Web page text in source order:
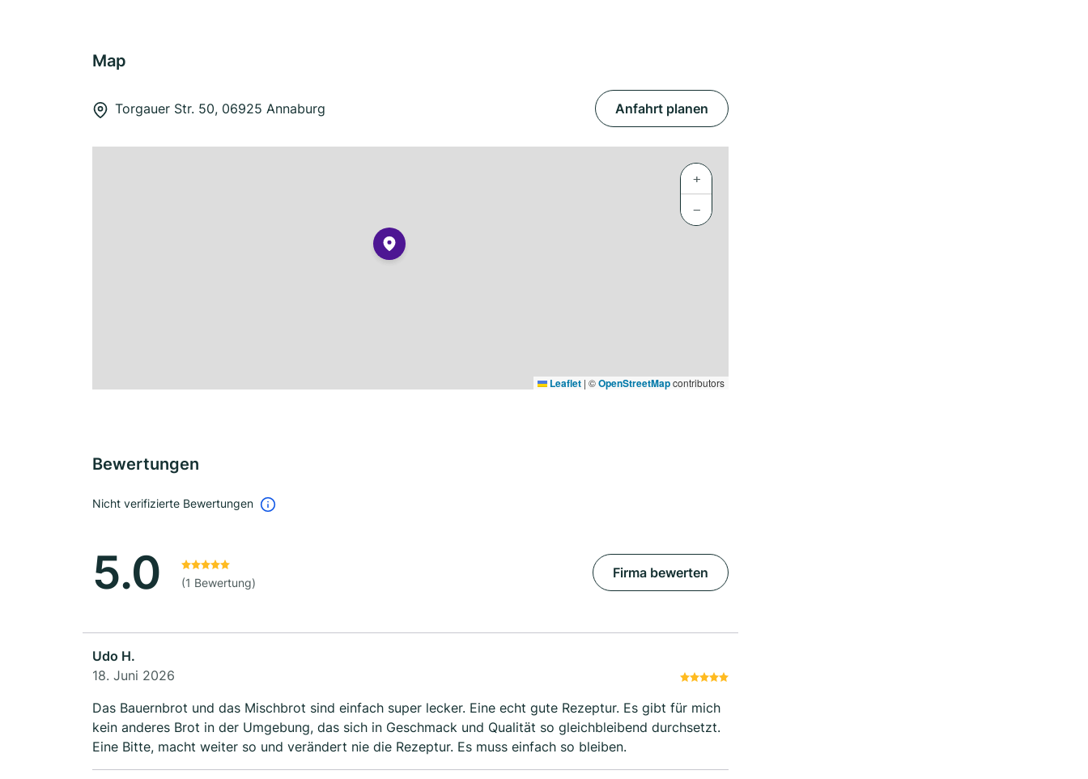
Map
Torgauer Str. 50, 06925 Annaburg Anfahrt planen
+
−
Leaflet | ©OpenStreetMapcontributors
Bewertungen
Nicht verifizierte Bewertungen
5.0 (1 Bewertung)
Firma bewerten
Udo H.
18. Juni 2026
Das Bauernbrot und das Mischbrot sind einfach super lecker. Eine echt gute Rezeptur. Es gibt für mich
kein anderes Brot in der Umgebung, das sich in Geschmack und Qualität so gleichbleibend durchsetzt.
Eine Bitte, macht weiter so und verändert nie die Rezeptur. Es muss einfach so bleiben.